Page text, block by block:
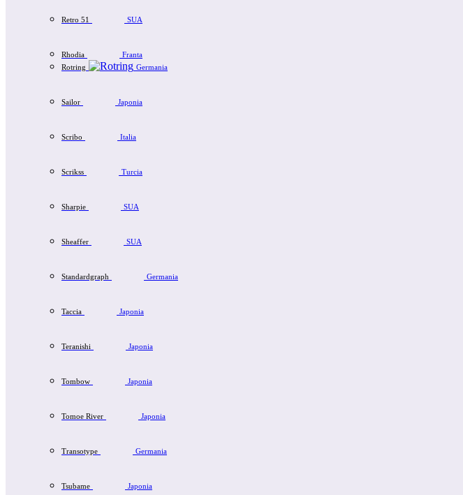
Retro 51 SUA
Rhodia
Franta
Rotring
Germania
Sailor Japonia
Scribo Italia
Scrikss Turcia
Sharpie SUA
Sheaffer SUA
Standardgraph Germania
Taccia Japonia
Teranishi Japonia
Tombow Japonia
Tomoe River Japonia
Transotype Germania
Tsubame Japonia